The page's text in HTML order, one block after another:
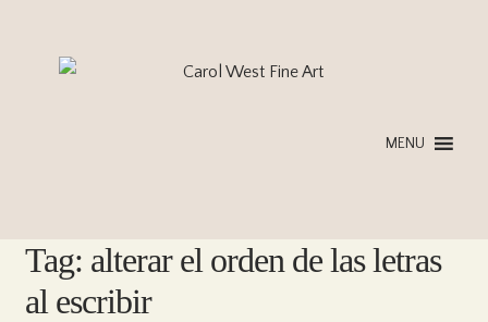
MENU
Tag: alterar el orden de las letras
al escribir